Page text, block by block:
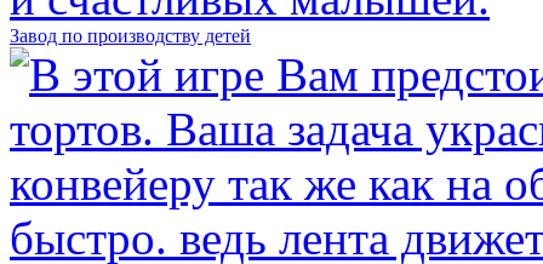
Завод по производству детей